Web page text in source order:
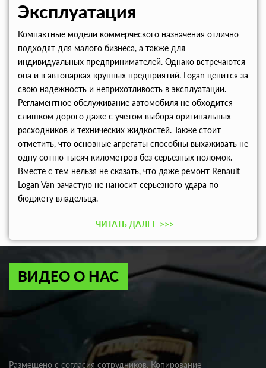
Эксплуатация
Компактные модели коммерческого назначения отлично
подходят для малого бизнеса, а также для
индивидуальных предпринимателей. Однако встречаются
она и в автопарках крупных предприятий. Logan ценится за
свою надежность и неприхотливость в эксплуатации.
Регламентное обслуживание автомобиля не обходится
слишком дорого даже с учетом выбора оригинальных
расходников и технических жидкостей. Также стоит
отметить, что основные агрегаты способны выхаживать не
одну сотню тысяч километров без серьезных поломок.
Вместе с тем нельзя не сказать, что даже ремонт Renault
Logan Van зачастую не наносит серьезного удара по
бюджету владельца.
ЧИТАТЬ ДАЛЕЕ >>>
ВИДЕО О НАС
Размещено с согласия сотрудников. Копирование